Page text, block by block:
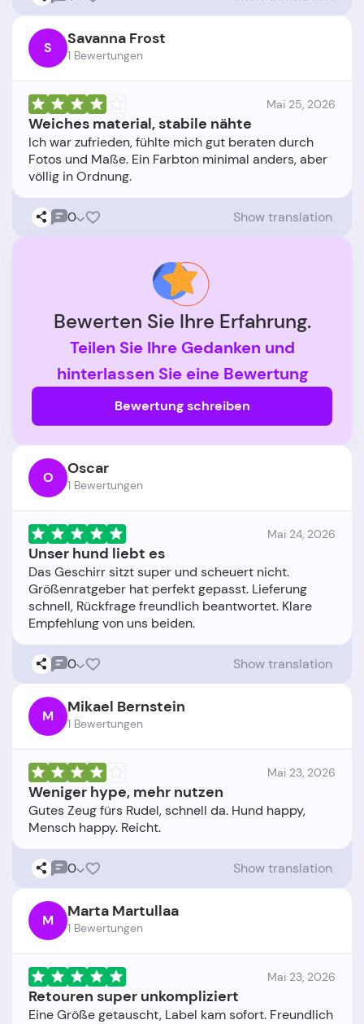
S Savanna Frost
1 Bewertungen
Mai 25, 2026
Weiches material, stabile nähte
Ich war zufrieden, fühlte mich gut beraten durch
Fotos und Maße. Ein Farbton minimal anders, aber
0 Show translation
Bewerten Sie Ihre Erfahrung.
Teilen Sie Ihre Gedanken und
hinterlassen Sie eine Bewertung
Bewertung schreiben
O Oscar
1 Bewertungen
Mai 24, 2026
Unser hund liebt es
Das Geschirr sitzt super und scheuert nicht.
Größenratgeber hat perfekt gepasst. Lieferung
schnell, Rückfrage freundlich beantwortet. Klare
0 Show translation
M Mikael Bernstein
1 Bewertungen
Mai 23, 2026
Weniger hype, mehr nutzen
Gutes Zeug fürs Rudel, schnell da. Hund happy,
0 Show translation
M Marta Martullaa
1 Bewertungen
Mai 23, 2026
Retouren super unkompliziert
Eine Größe getauscht, Label kam sofort. Freundlich